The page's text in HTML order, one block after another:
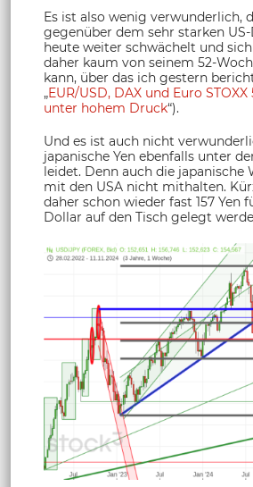
Es ist also wenig verwunderlich,
gegenüber dem sehr starken
heute weiter schwächelt und sich
daher kaum von seinem 52-
kann, über das ich gestern
„EUR/USD, DAX und Euro
unter hohem Druck“).
Und es ist auch nicht
japanische Yen ebenfalls unter
leidet. Denn auch die japanische
mit den USA nicht mithalten.
daher schon wieder fast 157 Yen
Dollar auf den Tisch gelegt